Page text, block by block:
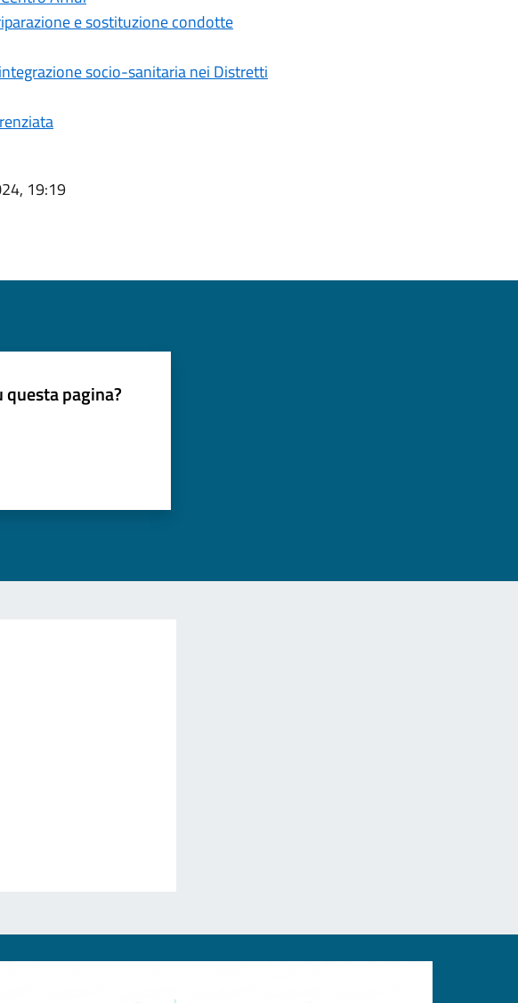
e sostituzione condotte
socio-sanitaria nei Distretti
19:19
pagina?